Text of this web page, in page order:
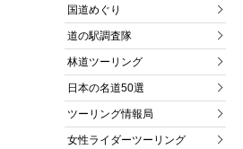
国道めぐり
道の駅調査隊
林道ツーリング
日本の名道50選
ツーリング情報局
女性ライダーツーリング